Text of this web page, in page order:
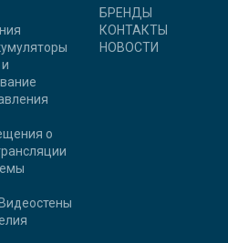
о
БРЕНДЫ
КОНТАКТЫ
НОВОСТИ